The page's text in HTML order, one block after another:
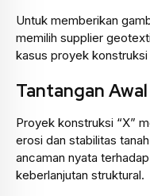
Untuk memberikan
memilih supplier
kasus proyek konstruksi
Tantangan Awal
Proyek konstruksi “X”
erosi dan stabilitas
ancaman nyata
keberlanjutan struktural.